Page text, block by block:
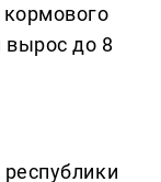
вырос до 8